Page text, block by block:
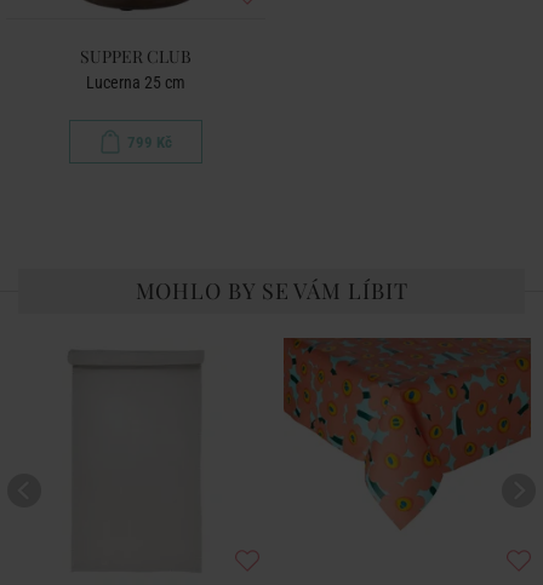
SUPPER CLUB
Lucerna 25 cm
799 Kč
MOHLO BY SE VÁM LÍBIT